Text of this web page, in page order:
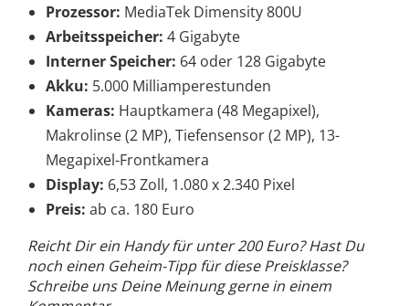
Prozessor: MediaTek Dimensity 800U
Arbeitsspeicher: 4 Gigabyte
Interner Speicher: 64 oder 128 Gigabyte
Akku: 5.000 Milliamperestunden
Kameras: Hauptkamera (48 Megapixel),
Makrolinse (2 MP), Tiefensensor (2 MP), 13-
Megapixel-Frontkamera
Display: 6,53 Zoll, 1.080 x 2.340 Pixel
Preis: ab ca. 180 Euro
Reicht Dir ein Handy für unter 200 Euro? Hast Du
noch einen Geheim-Tipp für diese Preisklasse?
Schreibe uns Deine Meinung gerne in einem